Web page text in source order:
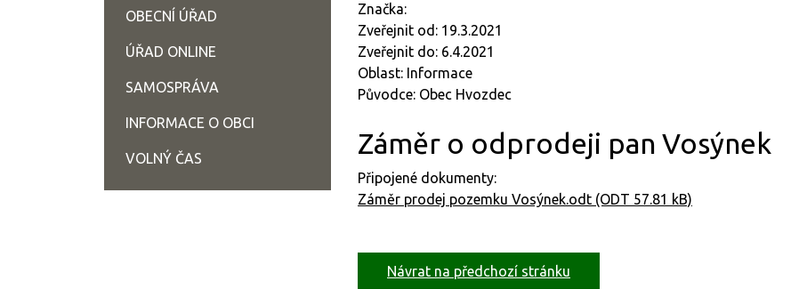
Značka:
Zveřejnit od: 19.3.2021
Zveřejnit do: 6.4.2021
Oblast: Informace
Původce: Obec Hvozdec
Záměr o odprodeji pan Vosýnek
Připojené dokumenty:
Záměr prodej pozemku Vosýnek.odt (ODT 57.81 kB)
Návrat na předchozí stránku
OBECNÍ ÚŘAD
ÚŘAD ONLINE
SAMOSPRÁVA
INFORMACE O OBCI
VOLNÝ ČAS